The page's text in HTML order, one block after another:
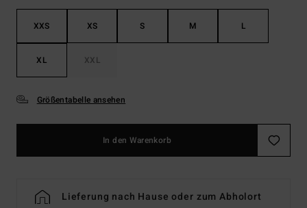
XXS XS S M L
XL XXL
Größentabelle ansehen
In den Warenkorb
Lieferung nach Hause oder zum Abholort